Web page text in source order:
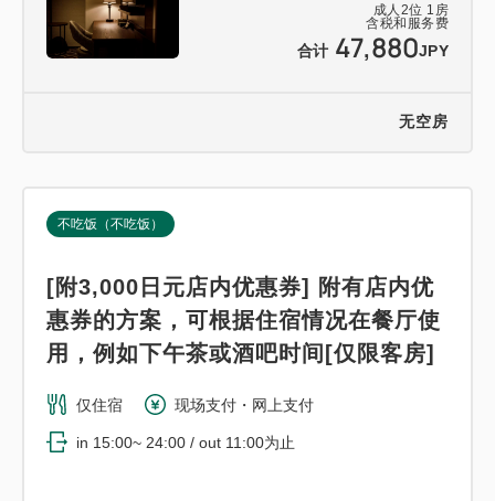
成人 2位 1 房
含税和服务费
合计 47,880JPY
无空房
不吃饭（不吃饭）
[附3,000日元店内优惠券] 附有店内优
惠券的方案，可根据住宿情况在餐厅使
用，例如下午茶或酒吧时间[仅限客房]
仅住宿 现场支付・网上支付
in 15:00~ 24:00 / out 11:00为止